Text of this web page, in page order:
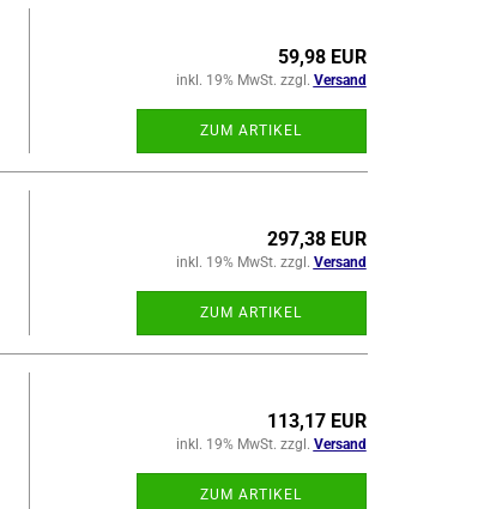
59,98 EUR
inkl. 19% MwSt. zzgl. Versand
ZUM ARTIKEL
297,38 EUR
inkl. 19% MwSt. zzgl. Versand
ZUM ARTIKEL
113,17 EUR
inkl. 19% MwSt. zzgl. Versand
ZUM ARTIKEL